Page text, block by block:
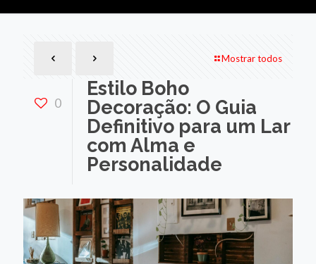
Mostrar todos
0
Estilo Boho
Decoração: O Guia
Definitivo para um Lar
com Alma e
Personalidade